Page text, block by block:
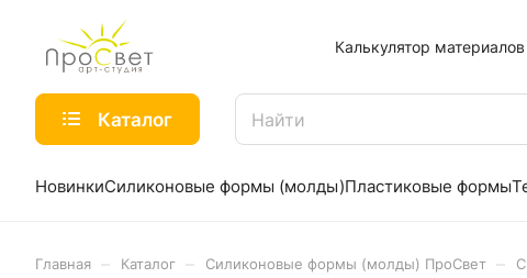
Калькулятор материалов
Каталог
НовинкиСиликоновые формы (молды)Пластиковые формы
Главная Каталог Силиконовые формы (молды) ПроСвет